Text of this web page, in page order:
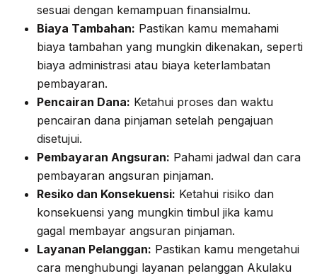
sesuai dengan kemampuan finansialmu.
Biaya Tambahan: Pastikan kamu memahami
biaya tambahan yang mungkin dikenakan, seperti
biaya administrasi atau biaya keterlambatan
pembayaran.
Pencairan Dana: Ketahui proses dan waktu
pencairan dana pinjaman setelah pengajuan
disetujui.
Pembayaran Angsuran: Pahami jadwal dan cara
pembayaran angsuran pinjaman.
Resiko dan Konsekuensi: Ketahui risiko dan
konsekuensi yang mungkin timbul jika kamu
gagal membayar angsuran pinjaman.
Layanan Pelanggan: Pastikan kamu mengetahui
cara menghubungi layanan pelanggan Akulaku